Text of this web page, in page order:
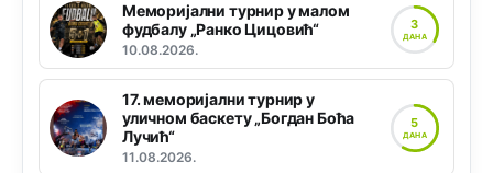
Меморијални турнир у малом
фудбалу „Ранко Цицовић“
10.08.2026.
3
ДАНА
17. меморијални турнир у
уличном баскету „Богдан Боћа
Лучић“
11.08.2026.
5
ДАНА